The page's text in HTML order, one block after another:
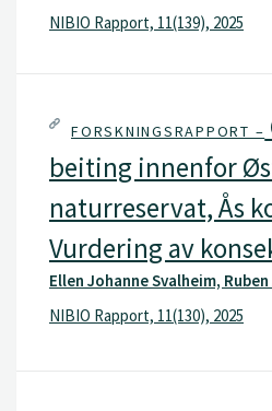
NIBIO Rapport, 11(139), 2025
FORSKNINGSRAPPORT –
beiting innenfor
naturreservat, Ås
Vurdering av
Ellen Johanne Svalheim,
NIBIO Rapport, 11(130), 2025